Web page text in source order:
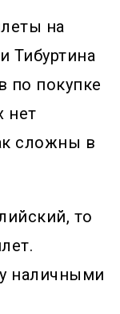
на
Тибуртина
по покупке
нет
сложны в
то
наличными